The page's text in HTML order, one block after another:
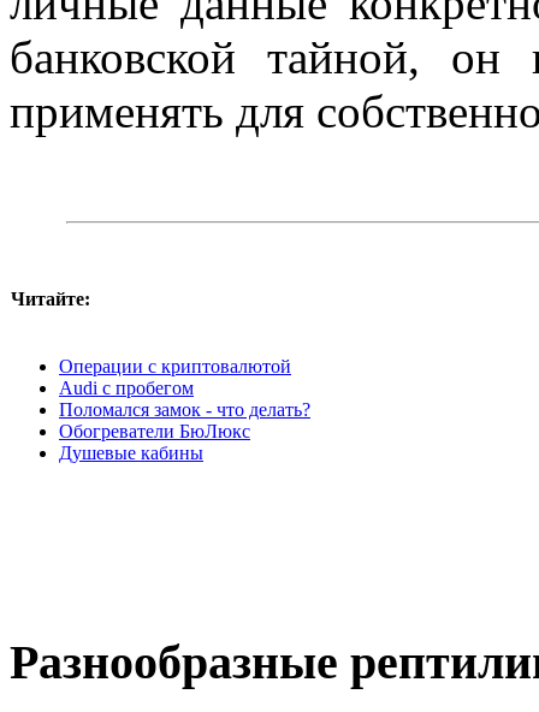
банковской тайной,
применять для
Читайте:
Операции с криптовалютой
Audi с пробегом
Поломался замок - что делать?
Обогреватели БюЛюкс
Душевые кабины
Разнообразные